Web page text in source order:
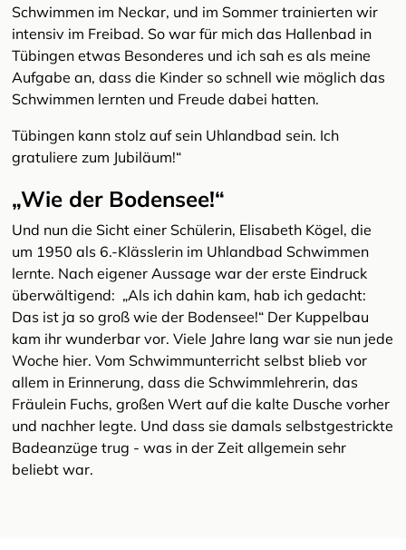
Schwimmen im Neckar, und im Sommer trainierten wir
intensiv im Freibad. So war für mich das Hallenbad in
Tübingen etwas Besonderes und ich sah es als meine
Aufgabe an, dass die Kinder so schnell wie möglich das
Schwimmen lernten und Freude dabei hatten.
Tübingen kann stolz auf sein Uhlandbad sein. Ich
gratuliere zum Jubiläum!“
„Wie der Bodensee!“
Und nun die Sicht einer Schülerin, Elisabeth Kögel, die
um 1950 als 6.-Klässlerin im Uhlandbad Schwimmen
lernte. Nach eigener Aussage war der erste Eindruck
überwältigend: „Als ich dahin kam, hab ich gedacht:
Das ist ja so groß wie der Bodensee!“ Der Kuppelbau
kam ihr wunderbar vor. Viele Jahre lang war sie nun jede
Woche hier. Vom Schwimmunterricht selbst blieb vor
allem in Erinnerung, dass die Schwimmlehrerin, das
Fräulein Fuchs, großen Wert auf die kalte Dusche vorher
und nachher legte. Und dass sie damals selbstgestrickte
Badeanzüge trug - was in der Zeit allgemein sehr
beliebt war.